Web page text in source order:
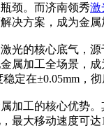
颈。而济南领秀激
决方案，成为金
光的核心底气，
金属加工全场景，
定在±0.05mm，
加工的核心优势
最大移动速度可